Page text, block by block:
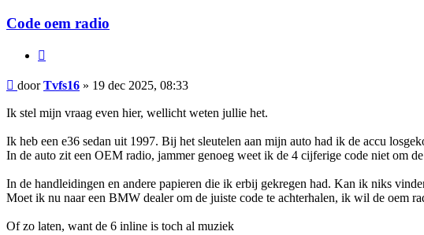
Code oem radio
Bericht
doorTvfs16 » 19 dec 2025, 08:33
Ik stel mijn vraag even hier, wellicht weten jullie het.
Ik heb een e36 sedan uit 1997. Bij het sleutelen aan mijn auto had ik de accu
In de auto zit een OEM radio, jammer genoeg weet ik de 4 cijferige code niet om
In de handleidingen en andere papieren die ik erbij gekregen had. Kan ik niks
Moet ik nu naar een BMW dealer om de juiste code te achterhalen, ik wil de oem
Of zo laten, want de 6 inline is toch al muziek